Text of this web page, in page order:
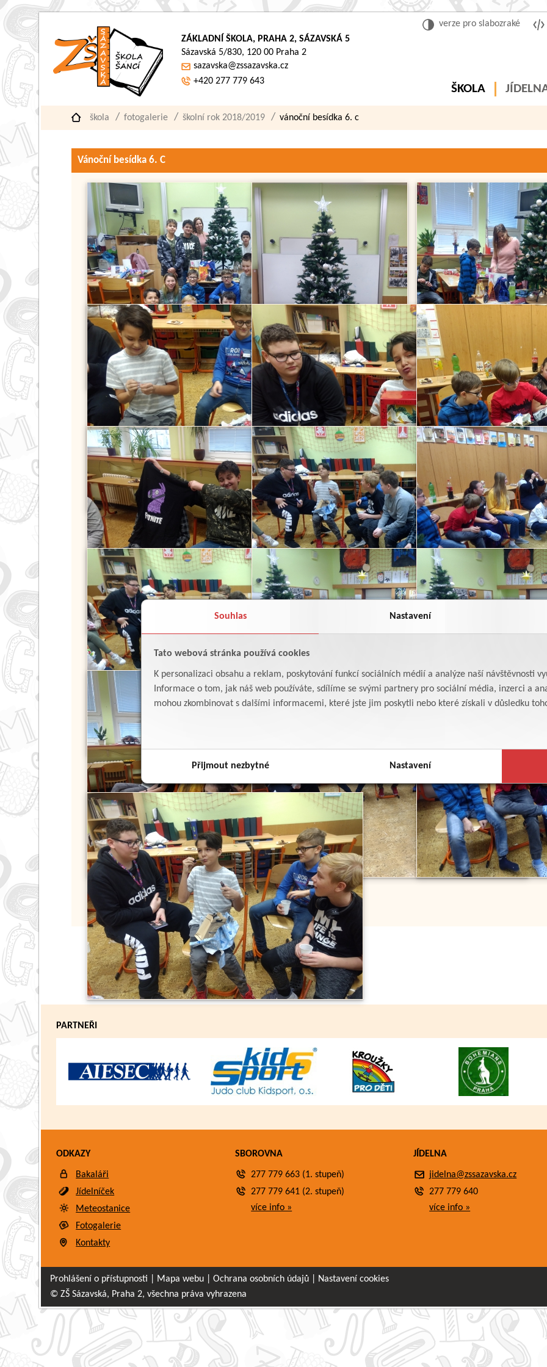
Souhlas Nastavení
Tato webová stránka používá cookies
K personalizaci obsahu a reklam, poskytování funkcí sociálních médií a analýze naší návštěvnosti
Informace o tom, jak náš web používáte, sdílíme se svými partnery pro sociální média, inzerci a
mohou zkombinovat s dalšími informacemi, které jste jim poskytli nebo které získali v důsledku
Přijmout nezbytné Nastavení
verze pro slabozraké
ZÁKLADNÍ ŠKOLA, PRAHA 2, SÁZAVSKÁ 5
Sázavská 5/830, 120 00 Praha 2
sazavska@zssazavska.cz
+420 277 779 643
ŠKOLA
škola fotogalerie školní rok 2018/2019 vánoční besídka 6. c
Vánoční besídka 6. C
PARTNEŘI
ODKAZY
Bakaláři
Jídelníček
Meteostanice
Fotogalerie
Kontakty
SBOROVNA
277 779 663 (1. stupeň)
277 779 641 (2. stupeň)
více info »
JÍDELNA
jidelna@zssazavska.cz
277 779 640
více info »
Prohlášení o přístupnosti Mapa webu |Ochrana osobních údajů
Nastavení cookies
© ZŠ Sázavská, Praha 2, všechna práva vyhrazena